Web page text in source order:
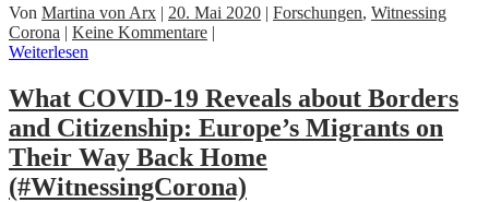
Von Martina von Arx | 20. Mai 2020 | Forschungen, Witnessing
Corona | Keine Kommentare |
Weiterlesen
What COVID-19 Reveals about Borders
and Citizenship: Europe’s Migrants on
Their Way Back Home
(#WitnessingCorona)